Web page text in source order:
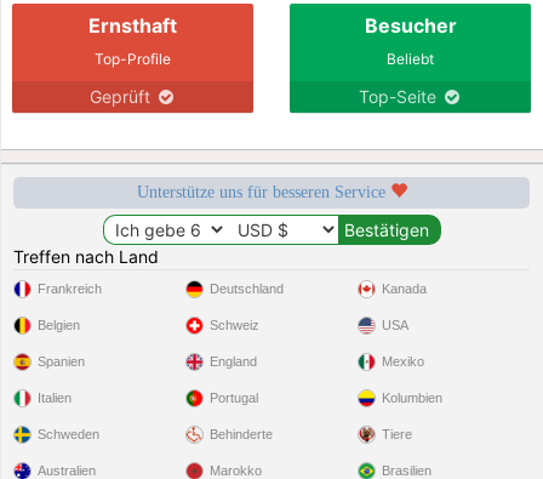
Ernsthaft
Top-Profile
Geprüft
Besucher
Beliebt
Top-Seite
Unterstütze uns für besseren Service
Treffen nach Land
Frankreich
Belgien
Spanien
Italien
Schweden
Deutschland
Schweiz
England
Portugal
Behinderte
Kanada
USA
Mexiko
Kolumbien
Tiere
Australien Marokko Brasilien